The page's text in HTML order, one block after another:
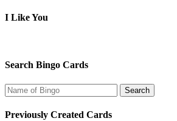
I Like You
Search Bingo Cards
Previously Created Cards